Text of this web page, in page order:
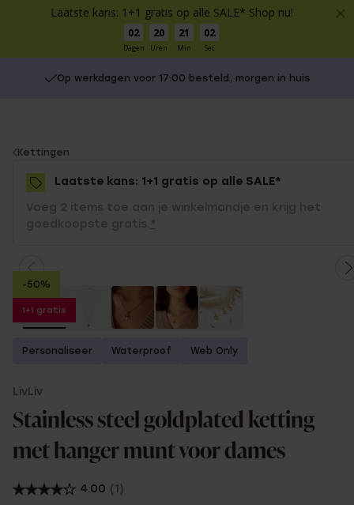
Laatste kans: 1+1 gratis op alle SALE* Shop nu!
02
Dagen
20
Uren
21
Min
02
Sec
Op werkdagen voor 17:00 besteld, morgen in huis
You
are
here:
Kettingen
Laatste kans: 1+1 gratis op alle SALE*
Voeg 2 items toe aan je winkelmandje en krijg het
goedkoopste gratis. *
-50%
1+1 gratis
Personaliseer Waterproof Web Only
LivLiv
Stainless steel goldplated ketting
met hanger munt voor dames
4.00 (1)